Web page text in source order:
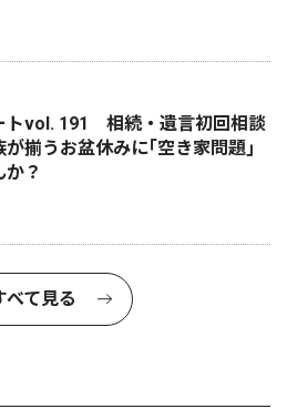
トvol. 191 相続・遺言初回相談
揃うお盆休みに｢空き家問題｣
？
べて見る